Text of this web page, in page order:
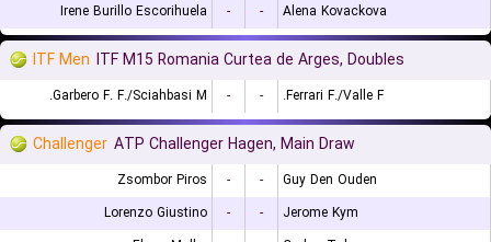
Irene Burillo Escorihuela
- - Alena Kovackova
ITF Men ITF M15 Romania Curtea de Arges, Doubles
Garbero F. F./Sciahbasi M. - - Ferrari F./Valle F.
Challenger ATP Challenger Hagen, Main Draw
Zsombor Piros - -
Guy Den Ouden
Lorenzo Giustino
- -
Jerome Kym